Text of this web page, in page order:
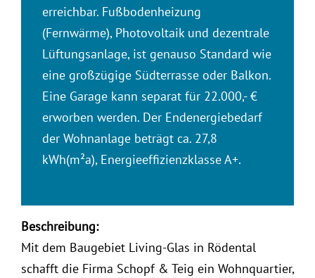
erreichbar. Fußbodenheizung
(Fernwärme), Photovoltaik und dezentrale
Lüftungsanlage, ist genauso Standard wie
eine großzügige Südterrasse oder Balkon.
Eine Garage kann separat für 22.000,- €
erworben werden. Der Endenergiebedarf
der Wohnanlage beträgt ca. 27,8
kWh(m²a), Energieeffizienzklasse A+.
Beschreibung:
Mit dem Baugebiet Living-Glas in Rödental
schafft die Firma Schopf & Teig ein Wohnquartier,